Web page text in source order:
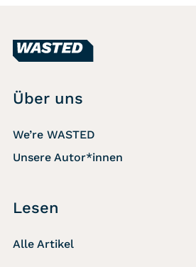
Über uns
We’re WASTED
Unsere Autor*innen
Lesen
Alle Artikel